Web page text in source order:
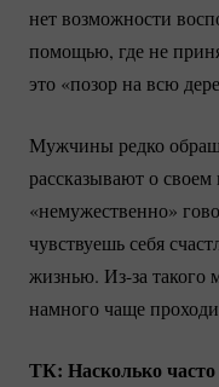
нет возможности
помощью, где не
это «позор на всю
Мужчины редко
рассказывают о
«немужественно»
чувствуешь себя
жизнью. Из-за такого
намного чаще
ТК: Насколько